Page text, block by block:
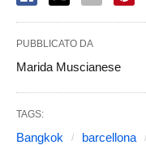
PUBBLICATO DA
Marida Muscianese
TAGS:
Bangkok barcellona